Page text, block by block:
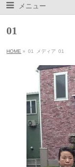
メニュー
01
HOME » 01 メディア 01